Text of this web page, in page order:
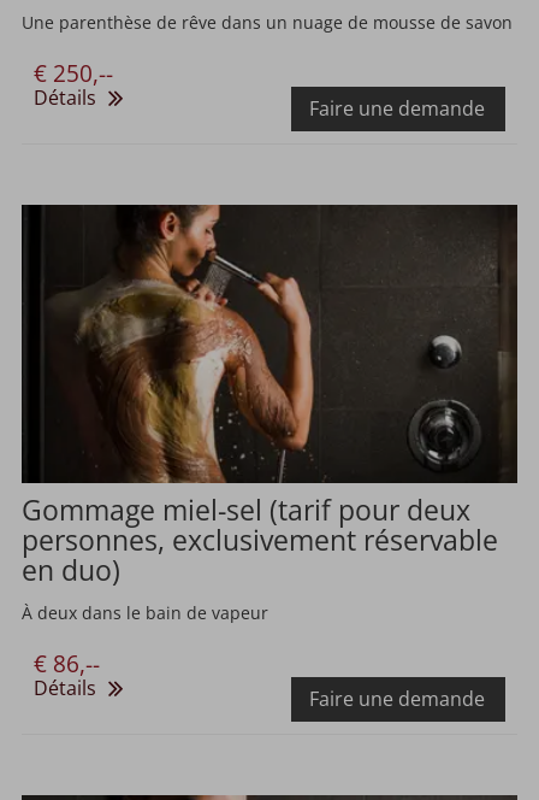
Une parenthèse de rêve dans un nuage de mousse de savon
€ 250,--
Faire une demande
Détails
Gommage miel-sel (tarif pour deux
personnes, exclusivement réservable
en duo)
À deux dans le bain de vapeur
€ 86,--
Faire une demande
Détails